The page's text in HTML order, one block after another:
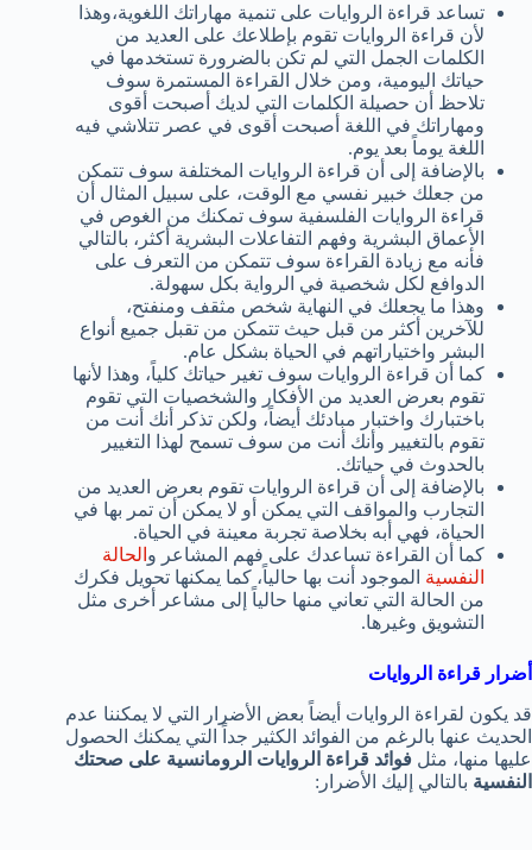
تساعد قراءة الروايات على تنمية مهاراتك اللغوية،وهذا
لأن قراءة الروايات تقوم بإطلاعك على العديد من
الكلمات الجمل التي لم تكن بالضرورة تستخدمها في
حياتك اليومية، ومن خلال القراءة المستمرة سوف
تلاحظ أن حصيلة الكلمات التي لديك أصبحت أقوى
ومهاراتك في اللغة أصبحت أقوى في عصر تتلاشي فيه
اللغة يوماً بعد يوم.
بالإضافة إلى أن قراءة الروايات المختلفة سوف تتمكن
من جعلك خبير نفسي مع الوقت، على سبيل المثال أن
قراءة الروايات الفلسفية سوف تمكنك من الغوص في
الأعماق البشرية وفهم التفاعلات البشرية أكثر، بالتالي
فأنه مع زيادة القراءة سوف تتمكن من التعرف على
الدوافع لكل شخصية في الرواية بكل سهولة.
وهذا ما يجعلك في النهاية شخص مثقف ومنفتح،
للآخرين أكثر من قبل حيث تتمكن من تقبل جميع أنواع
البشر واختياراتهم في الحياة بشكل عام.
كما أن قراءة الروايات سوف تغير حياتك كلياً، وهذا لأنها
تقوم بعرض العديد من الأفكار والشخصيات التي تقوم
باختبارك واختبار مبادئك أيضاً، ولكن تذكر أنك أنت من
تقوم بالتغيير وأنك أنت من سوف تسمح لهذا التغيير
بالحدوث في حياتك.
بالإضافة إلى أن قراءة الروايات تقوم بعرض العديد من
التجارب والمواقف التي يمكن أو لا يمكن أن تمر بها في
الحياة، فهي أبه بخلاصة تجربة معينة في الحياة.
كما أن القراءة تساعدك على فهم المشاعر و الحالة
النفسية الموجود أنت بها حالياً، كما يمكنها تحويل فكرك
من الحالة التي تعاني منها حالياً إلى مشاعر أخرى مثل
التشويق وغيرها.
أضرار قراءة الروايات
قد يكون لقراءة الروايات أيضاً بعض الأضرار التي لا يمكننا عدم
الحديث عنها بالرغم من الفوائد الكثير جداً التي يمكنك الحصول
عليها منها، مثل فوائد قراءة الروايات الرومانسية على صحتك
النفسية بالتالي إليك الأضرار: